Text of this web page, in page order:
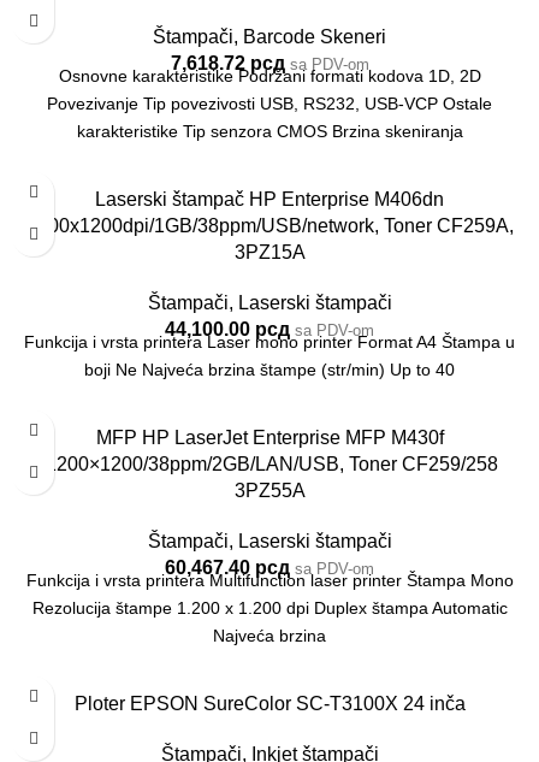
Štampači, Barcode Skeneri
7,618.72 рсд sa PDV-om
Osnovne karakteristike Podržani formati kodova 1D, 2D
Povezivanje Tip povezivosti USB, RS232, USB-VCP Ostale
karakteristike Tip senzora CMOS Brzina skeniranja
Laserski štampač HP Enterprise M406dn
1200x1200dpi/1GB/38ppm/USB/network, Toner CF259A,
3PZ15A
Štampači, Laserski štampači
44,100.00 рсд sa PDV-om
Funkcija i vrsta printera Laser mono printer Format A4 Štampa u
boji Ne Najveća brzina štampe (str/min) Up to 40
MFP HP LaserJet Enterprise MFP M430f
/1200×1200/38ppm/2GB/LAN/USB, Toner CF259/258
3PZ55A
Štampači, Laserski štampači
60,467.40 рсд sa PDV-om
Funkcija i vrsta printera Multifunction laser printer Štampa Mono
Rezolucija štampe 1.200 x 1.200 dpi Duplex štampa Automatic
Najveća brzina
Ploter EPSON SureColor SC-T3100X 24 inča
Štampači, Inkjet štampači